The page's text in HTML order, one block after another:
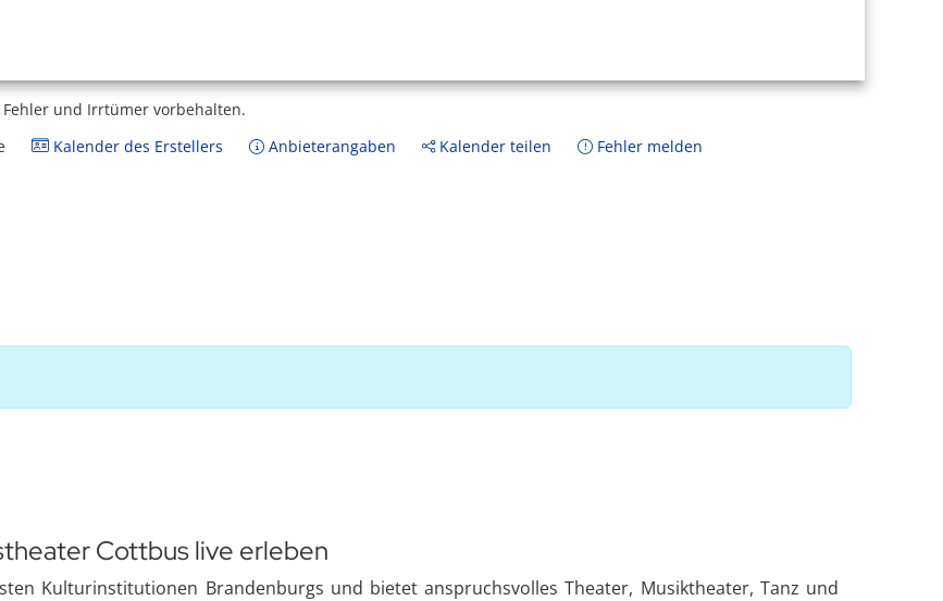
Fehler und Irrtümer vorbehalten.
Kalender des Erstellers Anbieterangaben Kalender teilen Fehler melden
Cottbus live erleben
Kulturinstitutionen Brandenburgs und bietet anspruchsvolles Theater, Musiktheater, Tanz und